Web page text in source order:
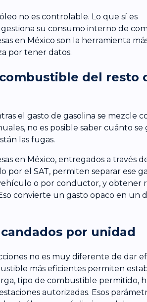
no es controlable. Lo que sí es
su consumo interno de
en México son la herramienta
por tener datos.
del resto
el gasto de gasolina se mezcle
no es posible saber cuánto se
las fugas.
en México, entregados a través
el SAT, permiten separar ese
o por conductor, y obtener
convierte un gasto opaco en un
por unidad
no es muy diferente de dar
más eficientes permiten
tipo de combustible permitido,
autorizadas. Esos